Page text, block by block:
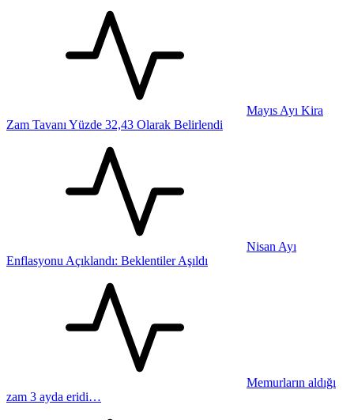
Mayıs Ayı Kira
Zam Tavanı Yüzde 32,43 Olarak Belirlendi
Nisan Ayı
Enflasyonu Açıklandı: Beklentiler Aşıldı
Memurların aldığı
zam 3 ayda eridi…